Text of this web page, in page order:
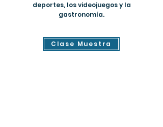
deportes, los videojuegos y la
gastronomía.
Clase Muestra